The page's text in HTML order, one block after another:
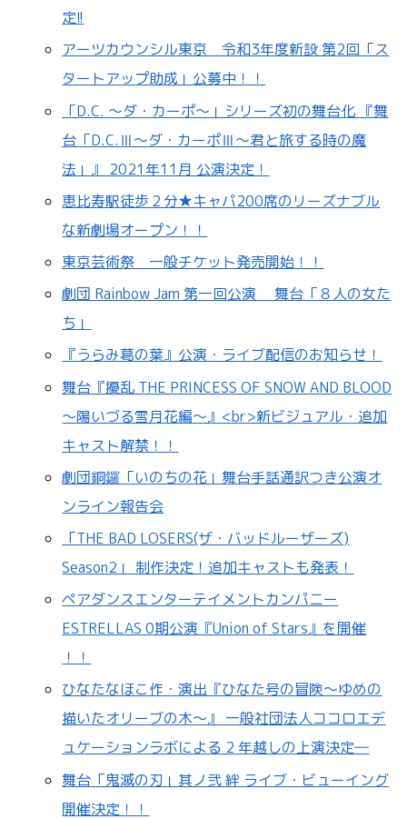
定!!
アーツカウンシル東京 令和3年度新設 第2回「ス
タートアップ助成」公募中！！
「D.C. ～ダ・カーポ～」シリーズ初の舞台化 『舞
台「D.C.Ⅲ～ダ・カーポⅢ～君と旅する時の魔
法」』 2021年11月 公演決定！
恵比寿駅徒歩２分★キャパ200席のリーズナブル
な新劇場オープン！！
東京芸術祭 一般チケット発売開始！！
劇団 Rainbow Jam 第一回公演 舞台「８人の女た
ち」
『うらみ葛の葉』公演・ライブ配信のお知らせ！
舞台『擾乱 THE PRINCESS OF SNOW AND BLOOD
～陽いづる雪月花編～』<br>新ビジュアル・追加
キャスト解禁！！
劇団銅鑼「いのちの花」舞台手話通訳つき公演オ
ンライン報告会
「THE BAD LOSERS(ザ・バッドルーザーズ)
Season2」 制作決定！追加キャストも発表！
ペアダンスエンターテイメントカンパニー
ESTRELLAS 0期公演『Union of Stars』を開催
！！
ひなたなほこ作・演出『ひなた号の冒険～ゆめの
描いたオリーブの木～』 一般社団法人ココロエデ
ュケーションラボによる 2 年越しの上演決定―
舞台「鬼滅の刃」其ノ弐 絆 ライブ・ビューイング
開催決定！！